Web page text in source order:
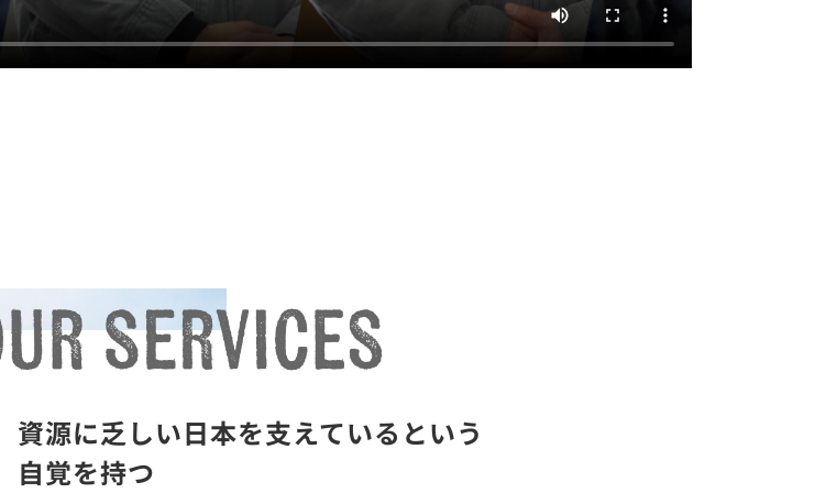
資源に乏しい日本を支えているという
自覚を持つ